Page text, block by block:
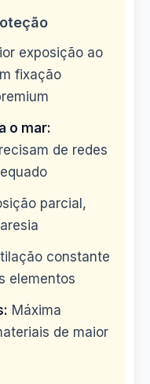
exposição ao
fixação
o mar:
de redes
parcial,
constante
elementos
Máxima
de maior